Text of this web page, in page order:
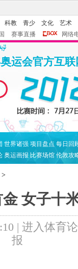
科教 青少 文化
艺术
赛事直播
网络
运会官方互
世界诸强 项目盘点 每日回
奥运画报 比赛场馆 伦敦攻
>
女子十
| 进入体育
报